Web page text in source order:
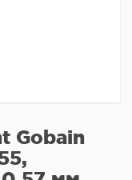
Gobain